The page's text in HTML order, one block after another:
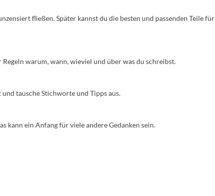
fließen. Später kannst du die besten und passenden Teile für
warum, wann, wieviel und über was du schreibst.
tausche Stichworte und Tipps aus.
kann ein Anfang für viele andere Gedanken sein.